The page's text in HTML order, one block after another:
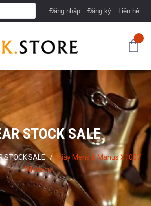
Đăng nhập Đăng ký Liên hệ
STOCK SALE
STOCK SALE / Giày Mens & Manus X1007
Wholecut